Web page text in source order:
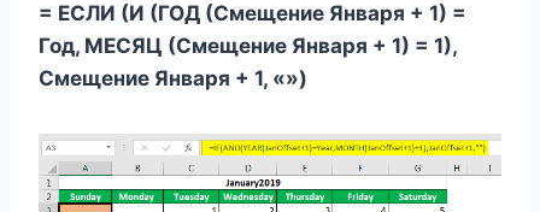
= ЕСЛИ (И (ГОД (Смещение Января + 1) =
Год, МЕСЯЦ (Смещение Января + 1) = 1),
Смещение Января + 1, «»)